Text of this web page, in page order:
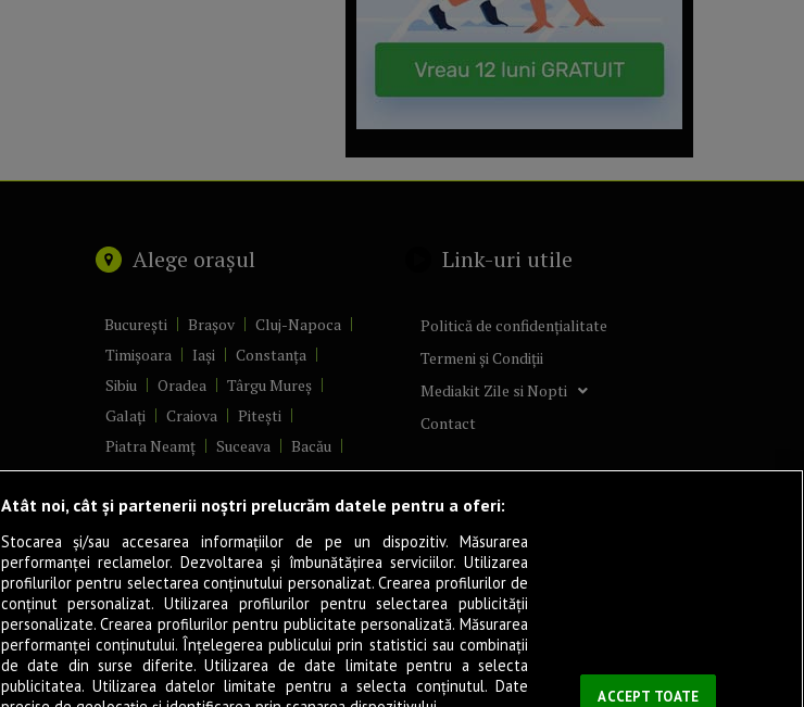
Alege orașul
București Brașov
Cluj-Napoca
Timișoara
Iași
Constanța
Sibiu
Oradea
Târgu Mureș
Galați
Craiova
Pitești
Piatra Neamț
Suceava
Bacău
Brăila
Ploiești
Râmnicu Vâlcea
Alba Iulia
Arad
Bistrița
Baia Mare
Satu Mare
Sfântu Gheorghe
Deva
Focșani
Tulcea
Târgu Jiu
Alexandria
Botoșani
Buzău Vaslui
Reșița
Târgoviște
Drobeta-Turnu Severin
Călărași
Link-uri utile
Politică de confidențialitate
Termeni și Condiții
Mediakit Zile si Nopti
Contact
Atât noi, cât și partenerii noștri prelucrăm datele pentru a oferi:
Stocarea și/sau accesarea informațiilor de pe un dispozitiv. Măsurarea
performanței reclamelor. Dezvoltarea și îmbunătățirea serviciilor. Utilizarea
profilurilor pentru selectarea conținutului personalizat. Crearea profilurilor de
conținut personalizat. Utilizarea profilurilor pentru selectarea publicității
personalizate. Crearea profilurilor pentru publicitate personalizată. Măsurarea
performanței conținutului. Înțelegerea publicului prin statistici sau combinații
de date din surse diferite. Utilizarea de date limitate pentru a selecta
publicitatea. Utilizarea datelor limitate pentru a selecta conținutul. Date
ACCEPT TOATE